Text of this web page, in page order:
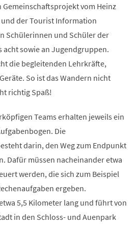
Gemeinschaftsprojekt vom Heinz
der Tourist Information
Schülerinnen und Schüler der
sowie an Jugendgruppen.
die begleitenden Lehrkräfte,
So ist das Wandern nicht
richtig Spaß!
Teams erhalten jeweils ein
Die
darin, den Weg zum Endpunkt
Dafür müssen nacheinander etwa
werden, die sich zum Beispiel
ergeben.
5,5 Kilometer lang und führt von
in den Schloss- und Auenpark